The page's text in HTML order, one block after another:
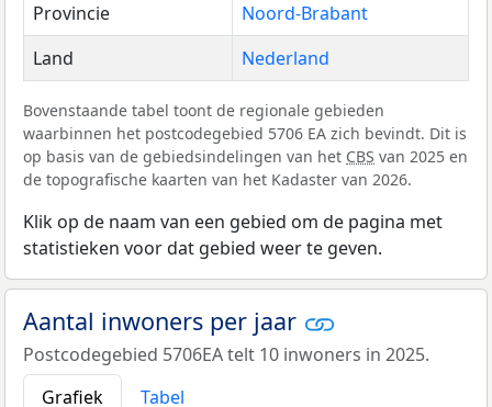
Provincie
Noord-Brabant
Land
Nederland
Bovenstaande tabel toont de regionale gebieden
waarbinnen het postcodegebied 5706 EA zich bevindt. Dit is
op basis van de gebiedsindelingen van het CBS van 2025 en
de topografische kaarten van het Kadaster van 2026.
Klik op de naam van een gebied om de pagina met
statistieken voor dat gebied weer te geven.
Aantal inwoners per jaar
Postcodegebied 5706EA telt 10 inwoners in 2025.
Grafiek
Tabel